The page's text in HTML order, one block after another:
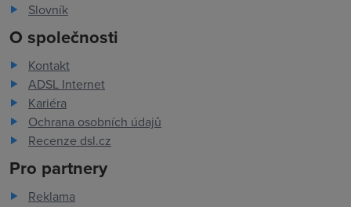
Slovník
O společnosti
Kontakt
ADSL Internet
Kariéra
Ochrana osobních údajů
Recenze dsl.cz
Pro partnery
Reklama